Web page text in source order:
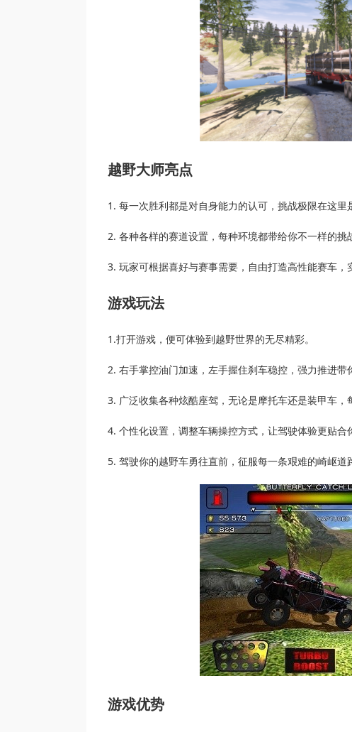
越野大师亮点
1. 每一次胜利都是对自身能力的认可，挑战极限在这里
2. 各种各样的赛道设置，每种环境都带给你不一样的挑
3. 玩家可根据喜好与赛事需要，自由打造高性能赛车，
游戏玩法
1.打开游戏，便可体验到越野世界的无尽精彩。
2. 右手掌控油门加速，左手握住刹车稳控，强力推进带
3. 广泛收集各种炫酷座驾，无论是摩托车还是装甲车，
4. 个性化设置，调整车辆操控方式，让驾驶体验更贴合
5. 驾驶你的越野车勇往直前，征服每一条艰难的崎岖道
游戏优势